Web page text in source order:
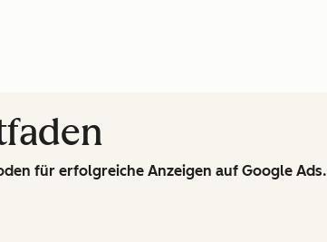
für erfolgreiche Anzeigen auf Google Ads.